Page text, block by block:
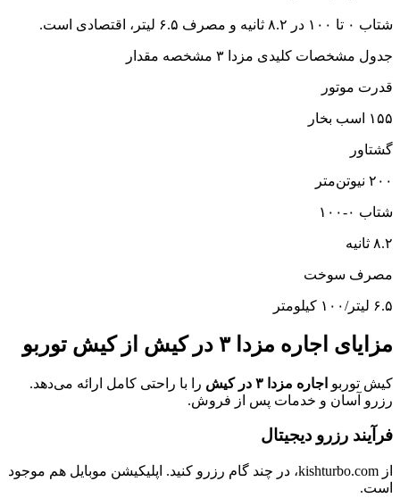
شتاب ۰ تا ۱۰۰ در ۸.۲ ثانیه و مصرف ۶.۵ لیتر، اقتصادی است.
جدول مشخصات کلیدی مزدا ۳ مشخصه مقدار
قدرت موتور
۱۵۵ اسب بخار
گشتاور
۲۰۰ نیوتن‌متر
شتاب ۰-۱۰۰
۸.۲ ثانیه
مصرف سوخت
۶.۵ لیتر/۱۰۰ کیلومتر
مزایای اجاره مزدا ۳ در کیش از کیش توربو
کیش توربو اجاره مزدا ۳ در کیش
را با راحتی کامل ارائه می‌دهد.
رزرو آسان و خدمات پس از فروش.
فرآیند رزرو دیجیتال
از kishturbo.com، در چند گام رزرو کنید. اپلیکیشن موبایل هم موجود
است.